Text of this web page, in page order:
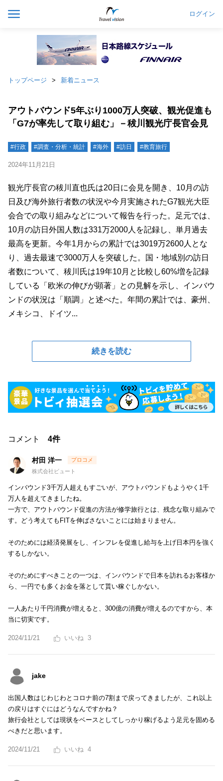
ログイン
トップページ 新着ニュース
アウトバウンド5年ぶり1000万人突破、観光促進も
「G7が率先して取り組む」－秡川観光庁長官会見
#行政 #調査・分析・統計 #海外 #訪日 #教育旅行
2024年11月21日
観光庁長官の秡川直也氏は20日に会見を開き、10月の訪
日及び海外旅行者数の状況や今月実施されたG7観光大臣
会合での取り組みなどについて報告を行った。足元では、
10月の訪日外国人数は331万2000人を記録し、単月過去
最高を更新。今年1月からの累計では3019万2600人とな
り、過去最速で3000万人を突破した。国・地域別の訪日
者数について、秡川氏は19年10月と比較し60%増を記録
している「欧米の伸びが顕著」との見解を示し、インバウ
ンドの状況は「順調」と述べた。年間の累計では、豪州、
メキシコ、ドイツ...
続きを読む
コメント 4件
村田 洋一
株式会社ビュート
インバウンド3千万人超えもすごいが、アウトバウンドもようやく1千
万人を超えてきましたね。
一方で、アウトバウンド促進の方法が修学旅行とは、残念な取り組みで
す。どう考えてもFITを伸ばさないことには始まりません。
そのためには経済発展をし、インフレを促進し給与を上げ日本円を強く
するしかない。
そのためにすべきことの一つは、インバウンドで日本を訪れるお客様か
ら、一円でも多くお金を落として貰い稼ぐしかない。
一人あたり千円消費が増えると、300億の消費が増えるのですから、本
当に切実です。
2024/11/21 3
jake
出国人数はじわじわとコロナ前の7割まで戻ってきましたが、これ以上
の戻りはすぐにはどうなんですかね？
旅行会社としては現状をベースとしてしっかり稼げるよう足元を固める
べきだと思います。
2024/11/21 4